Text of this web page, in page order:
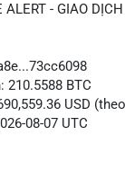
- GIAO
210.5588 BTC
USD
08-07 UTC
vi của Cá voi